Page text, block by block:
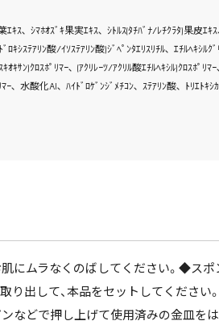
ｴｷｽ､ ｼﾏﾎｵｽﾞｷ果実ｴｷｽ､ ｼﾄﾙｽ(ﾀﾁﾊﾞﾅ/ﾚﾁｸﾗﾀ)果皮
ﾛｷｼｽﾃｱﾘﾝ酸/ｲｿｽﾃｱﾘﾝ酸)ｼﾞﾍﾟﾝﾀｴﾘｽﾘﾁﾙ､ ｴﾁﾙﾍｷｼ
ｻﾝ)ｸﾛｽﾎﾟﾘﾏｰ､ (ｱｸﾘﾚｰﾂ/ｱｸﾘﾙ酸ｴﾁﾙﾍｷｼﾙ)ｸﾛｽﾎﾟﾘ
､ 水酸化Al､ ﾊｲﾄﾞﾛｹﾞﾝｼﾞﾒﾁｺﾝ､ ｽﾃｱﾘﾝ酸､ ﾄﾘｴﾄｷ
にムラなくのばしてください。◆ス
出して、本品をセットしてくださ
などで押し上げて使用済みの金皿を